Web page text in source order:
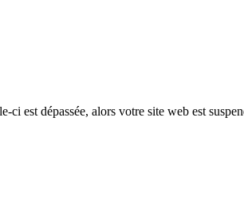
est dépassée, alors votre site web est